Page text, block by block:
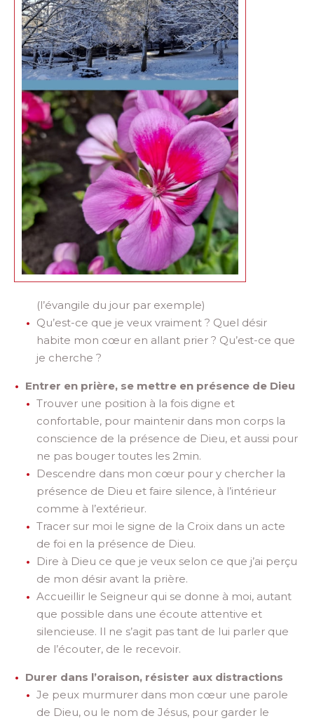
(l’évangile du jour par exemple)
Qu’est-ce que je veux vraiment ? Quel désir
habite mon cœur en allant prier ? Qu’est-ce que
je cherche ?
Entrer en prière, se mettre en présence de Dieu
Trouver une position à la fois digne et
confortable, pour maintenir dans mon corps la
conscience de la présence de Dieu, et aussi pour
ne pas bouger toutes les 2min.
Descendre dans mon cœur pour y chercher la
présence de Dieu et faire silence, à l’intérieur
comme à l’extérieur.
Tracer sur moi le signe de la Croix dans un acte
de foi en la présence de Dieu.
Dire à Dieu ce que je veux selon ce que j’ai perçu
de mon désir avant la prière.
Accueillir le Seigneur qui se donne à moi, autant
que possible dans une écoute attentive et
silencieuse. Il ne s’agit pas tant de lui parler que
de l’écouter, de le recevoir.
Durer dans l’oraison, résister aux distractions
Je peux murmurer dans mon cœur une parole
de Dieu, ou le nom de Jésus, pour garder le